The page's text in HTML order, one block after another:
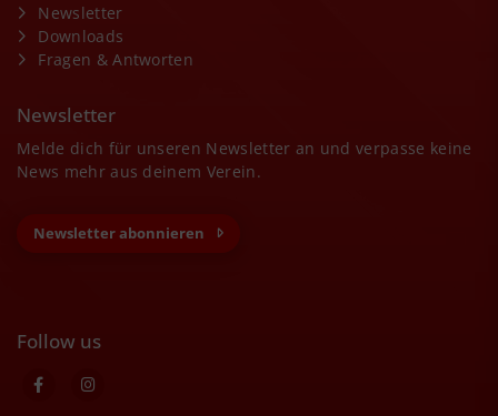
Newsletter
Downloads
Fragen & Antworten
Newsletter
Melde dich für unseren Newsletter an und verpasse keine
News mehr aus deinem Verein.
Newsletter abonnieren
Follow us